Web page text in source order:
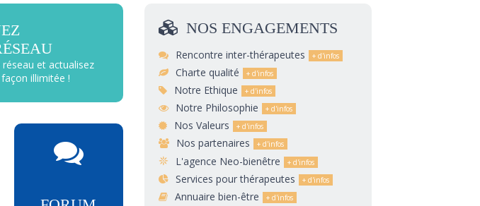
et actualisez
illimitée !
NOS ENGAGEMENTS
Rencontre inter-thérapeutes
Charte qualité
Notre Ethique
Notre Philosophie
Nos Valeurs
Nos partenaires
L'agence Neo-bienêtre
Services pour thérapeutes
Annuaire bien-être